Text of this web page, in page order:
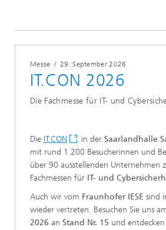
Messe / 29. September 2026
IT.CON 2026
Die Fachmesse für IT- und
Die IT.CON in der Saarlandhalle
mit rund 1.200 Besucherinnen und
über 90 ausstellenden Unternehmen
Fachmessen für IT- und
Auch wir vom Fraunhofer IESE sind
wieder vertreten. Besuchen Sie uns
2026 an Stand Nr. 15 und entdecken